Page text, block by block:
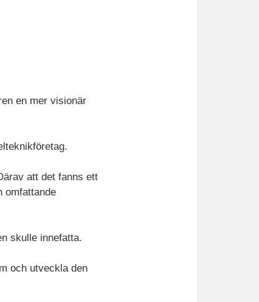
en mer visionär
att det fanns ett
omfattande
skulle innefatta.
och utveckla den